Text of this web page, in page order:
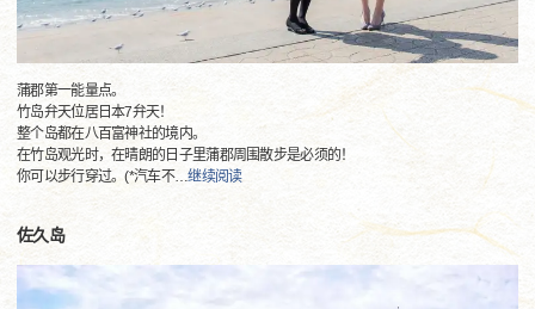
蒲郡第一能量点。
竹岛弁天位居日本7弁天！
整个岛都在八百富神社的境内。
在竹岛观光时，在晴朗的日子里蒲郡周围散步是必须的！
你可以步行穿过。(*汽车不…继续阅读
佐久岛